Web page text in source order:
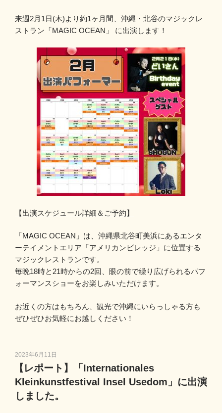
来週2月1日(木)より約1ヶ月間、沖縄・北谷のマジックレ
ストラン「MAGIC OCEAN」 に出演します！
【出演スケジュール詳細＆ご予約】
「MAGIC OCEAN」は、沖縄県北谷町美浜にあるエンタ
ーテイメントエリア「アメリカンビレッジ」に位置する
マジックレストランです。
毎晩18時と21時からの2回、眼の前で繰り広げられるパフ
ォーマンスショーをお楽しみいただけます。
お近くの方はもちろん、観光で沖縄にいらっしゃる方も
ぜひぜひお気軽にお越しください！
投
稿
日:
2023年6月11日
【レポート】「Internationales
Kleinkunstfestival Insel Usedom」に出演
しました。